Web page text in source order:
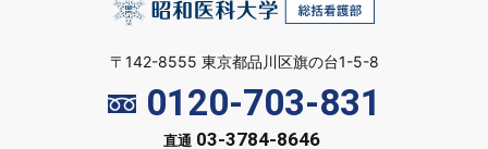
〒142-8555 東京都品川区旗の台1-5-8
0120-703-831
直通 03-3784-8646